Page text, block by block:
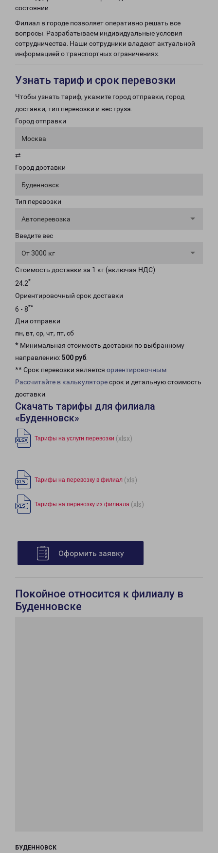
состоянии.
Филиал в городе позволяет оперативно решать все
вопросы. Разрабатываем индивидуальные условия
сотрудничества. Наши сотрудники владеют актуальной
информацией о транспортных ограничениях.
Узнать тариф и срок перевозки
Чтобы узнать тариф, укажите город отправки, город
доставки, тип перевозки и вес груза.
Город отправки
Москва
⇄
Город доставки
Буденновск
Тип перевозки
Автоперевозка
Введите вес
От 3000 кг
Стоимость доставки за 1 кг (включая НДС)
24.2*
Ориентировочный срок доставки
6 - 8**
Дни отправки
пн, вт, ср, чт, пт, сб
* Минимальная стоимость доставки по выбранному
направлению: 500 руб.
** Срок перевозки является ориентировочным
Рассчитайте в калькуляторесрок и детальную стоимость
доставки.
Скачать тарифы для филиала
«Буденновск»
Тарифы на услуги перевозки (xlsx)
Тарифы на перевозку в филиал (xls)
Тарифы на перевозку из филиала (xls)
Оформить заявку
Покойное относится к филиалу в
Буденновске
БУДЕННОВСК